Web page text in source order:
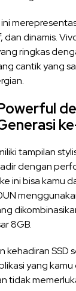
dan dinamis.
ringkas
cantik yang
tampilan
dengan
ini bisa kamu
8GB.
kehadiran SSD
yang
tidak